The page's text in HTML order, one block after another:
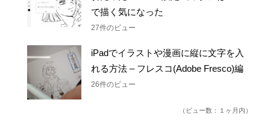
で描く気になった
27件のビュー
iPadでイラストや漫画に縦に文字を入
れる方法 – フレスコ(Adobe Fresco)編
26件のビュー
（ビュー数：１ヶ月内）